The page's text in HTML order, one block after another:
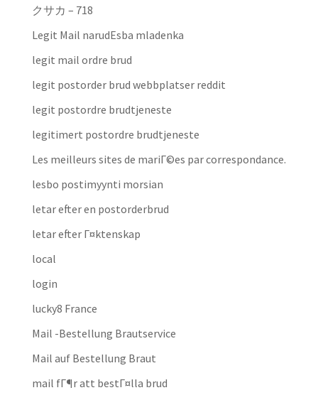
クサカ – 718
Legit Mail narudЕѕba mladenka
legit mail ordre brud
legit postorder brud webbplatser reddit
legit postordre brudtjeneste
legitimert postordre brudtjeneste
Les meilleurs sites de mariГ©es par correspondance.
lesbo postimyynti morsian
letar efter en postorderbrud
letar efter Г¤ktenskap
local
login
lucky8 France
Mail -Bestellung Brautservice
Mail auf Bestellung Braut
mail fГ¶r att bestГ¤lla brud